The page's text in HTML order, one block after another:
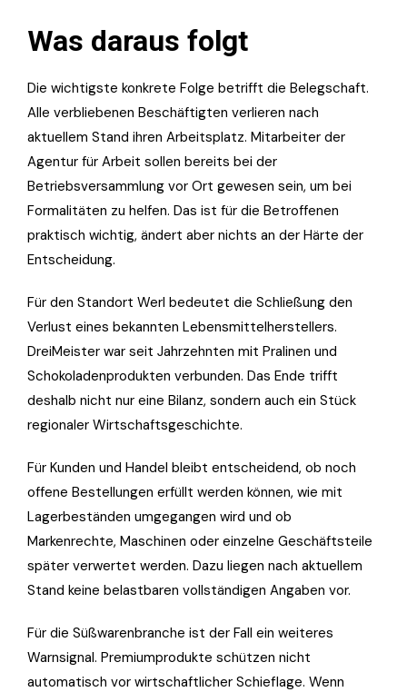
Was daraus folgt
Die wichtigste konkrete Folge betrifft die Belegschaft.
Alle verbliebenen Beschäftigten verlieren nach
aktuellem Stand ihren Arbeitsplatz. Mitarbeiter der
Agentur für Arbeit sollen bereits bei der
Betriebsversammlung vor Ort gewesen sein, um bei
Formalitäten zu helfen. Das ist für die Betroffenen
praktisch wichtig, ändert aber nichts an der Härte der
Entscheidung.
Für den Standort Werl bedeutet die Schließung den
Verlust eines bekannten Lebensmittelherstellers.
DreiMeister war seit Jahrzehnten mit Pralinen und
Schokoladenprodukten verbunden. Das Ende trifft
deshalb nicht nur eine Bilanz, sondern auch ein Stück
regionaler Wirtschaftsgeschichte.
Für Kunden und Handel bleibt entscheidend, ob noch
offene Bestellungen erfüllt werden können, wie mit
Lagerbeständen umgegangen wird und ob
Markenrechte, Maschinen oder einzelne Geschäftsteile
später verwertet werden. Dazu liegen nach aktuellem
Stand keine belastbaren vollständigen Angaben vor.
Für die Süßwarenbranche ist der Fall ein weiteres
Warnsignal. Premiumprodukte schützen nicht
automatisch vor wirtschaftlicher Schieflage. Wenn